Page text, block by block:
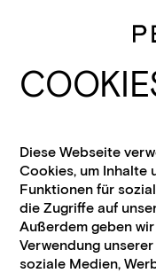
Diese Webseite
Cookies, um Inhalte
Funktionen für
die Zugriffe auf
Außerdem geben
Verwendung
soziale Medien,